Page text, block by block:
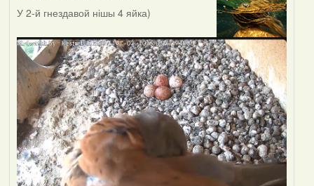
У 2-й гнездавой нішы 4 яйка)